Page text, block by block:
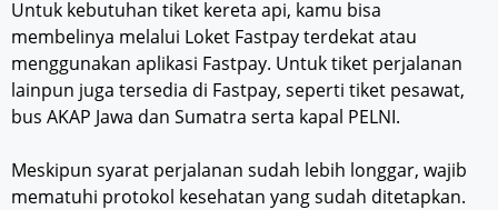
Untuk kebutuhan tiket kereta api, kamu bisa
membelinya melalui Loket Fastpay terdekat atau
menggunakan aplikasi Fastpay. Untuk tiket perjalanan
lainpun juga tersedia di Fastpay, seperti tiket pesawat,
bus AKAP Jawa dan Sumatra serta kapal PELNI.
Meskipun syarat perjalanan sudah lebih longgar, wajib
mematuhi protokol kesehatan yang sudah ditetapkan.